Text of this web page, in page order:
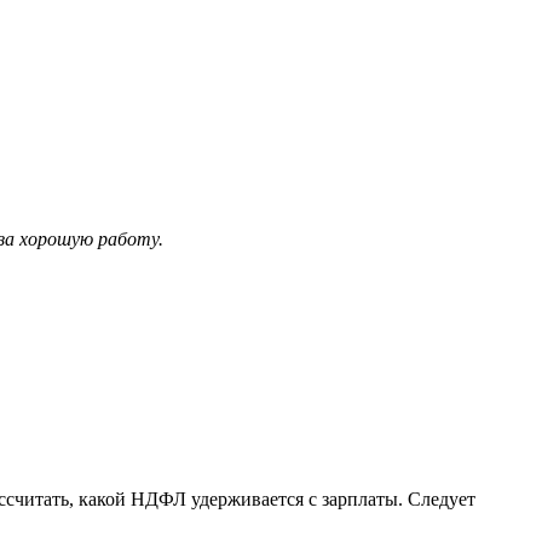
хорошую работу.
какой НДФЛ удерживается с зарплаты. Следует